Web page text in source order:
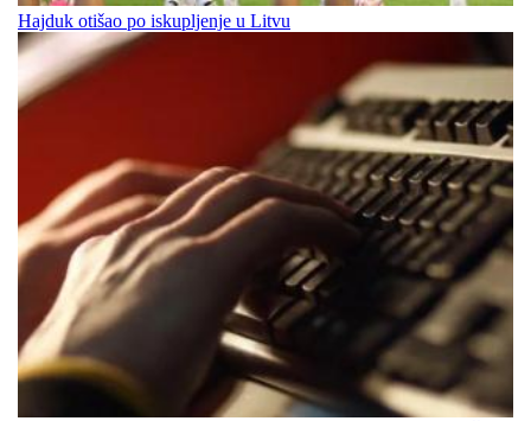
Hajduk otišao po iskupljenje u Litvu